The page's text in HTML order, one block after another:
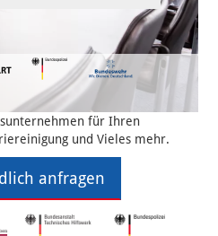
für Ihren
und Vieles mehr.
anfragen